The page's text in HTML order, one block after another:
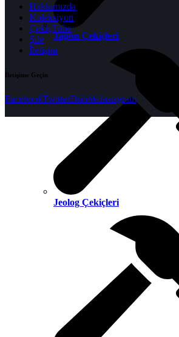
Japon Çekiçleri
Jeolog Çekiçleri
Hakkımızda
Koleksiyon
ÇekiçTube
Şile
İletişim
İletişime Geçin
FacebookTwitterDribbleInstagram